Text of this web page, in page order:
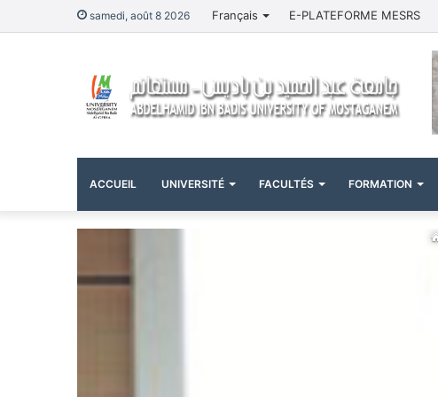
samedi, août 8 2026 Français E-PLATEFORME MESRS
ACCUEIL UNIVERSITÉ FACULTÉS FORMATION